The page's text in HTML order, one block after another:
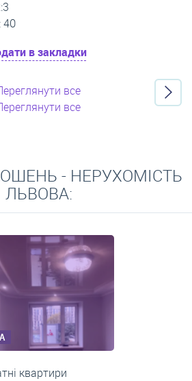
35
в закладки
все
все
- НЕРУХОМІСТЬ
ЛЬВОВА:
квартири